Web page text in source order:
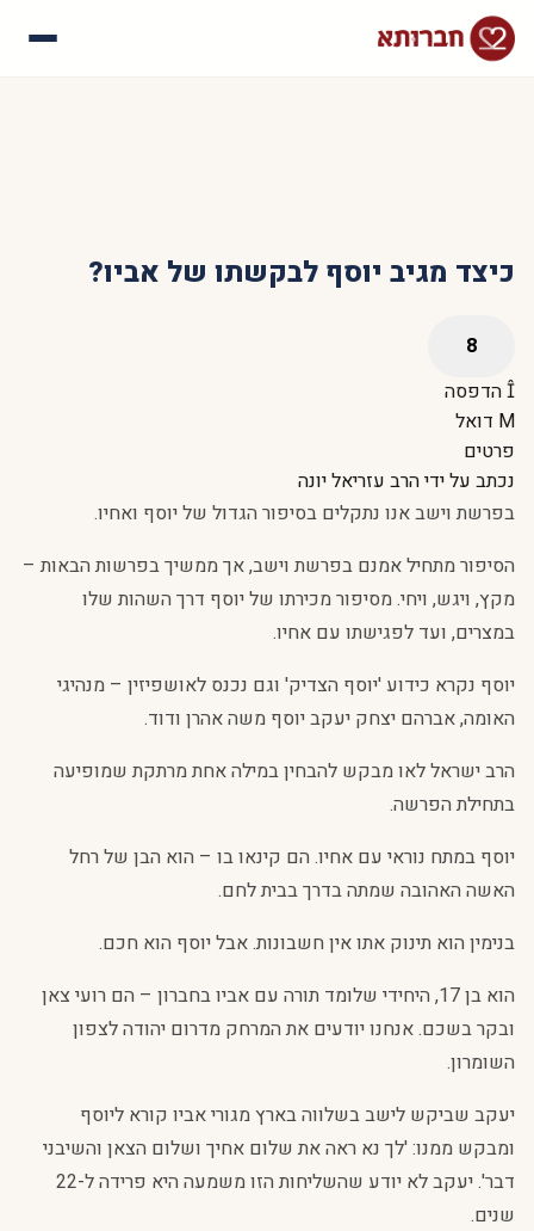
כיצד מגיב יוסף לבקשתו של אביו?
הדפסה
דואל
פרטים
נכתב על ידיהרב עזריאל יונה
בפרשת וישב אנו נתקלים בסיפור הגדול של יוסף ואחיו.
הסיפור מתחיל אמנם בפרשת וישב, אך ממשיך בפרשות הבאות –
מקץ, ויגש, ויחי. מסיפור מכירתו של יוסף דרך השהות שלו
במצרים, ועד לפגישתו עם אחיו.
יוסף נקרא כידוע 'יוסף הצדיק' וגם נכנס לאושפיזין – מנהיגי
האומה, אברהם יצחק יעקב יוסף משה אהרן ודוד.
הרב ישראל לאו מבקש להבחין במילה אחת מרתקת שמופיעה
בתחילת הפרשה.
יוסף במתח נוראי עם אחיו. הם קינאו בו – הוא הבן של רחל
האשה האהובה שמתה בדרך בבית לחם.
בנימין הוא תינוק אתו אין חשבונות. אבל יוסף הוא חכם.
הוא בן 17, היחידי שלומד תורה עם אביו בחברון – הם רועי צאן
ובקר בשכם. אנחנו יודעים את המרחק מדרום יהודה לצפון
השומרון.
יעקב שביקש לישב בשלווה בארץ מגורי אביו קורא ליוסף
ומבקש ממנו: 'לך נא ראה את שלום אחיך ושלום הצאן והשיבני
דבר'. יעקב לא יודע שהשליחות הזו משמעה היא פרידה ל-22
שנים.